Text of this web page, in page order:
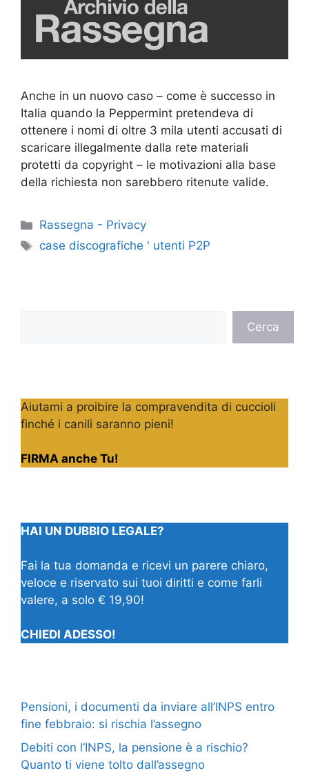
Anche in un nuovo caso – come è successo in
Italia quando la Peppermint pretendeva di
ottenere i nomi di oltre 3 mila utenti accusati di
scaricare illegalmente dalla rete materiali
protetti da copyright – le motivazioni alla base
della richiesta non sarebbero ritenute valide.
Categorie
Rassegna - Privacy
Tag
case discografiche ' utenti P2P
Cerca
Aiutami a proibire la compravendita di cuccioli
finché i canili saranno pieni!
FIRMA anche Tu!
HAI UN DUBBIO LEGALE?
Fai la tua domanda e ricevi un parere chiaro,
veloce e riservato sui tuoi diritti e come farli
valere, a solo € 19,90!
CHIEDI ADESSO!
Pensioni, i documenti da inviare all’INPS entro
fine febbraio: si rischia l’assegno
Debiti con l’INPS, la pensione è a rischio?
Quanto ti viene tolto dall’assegno